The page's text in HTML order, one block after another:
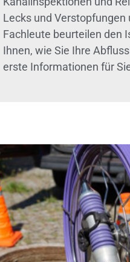
Lecks und Verstopfungen
Fachleute beurteilen den
Ihnen, wie Sie Ihre
erste Informationen für